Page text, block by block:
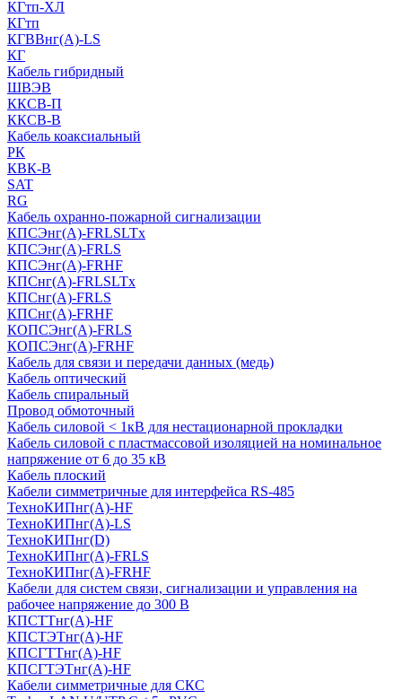
КГтп-ХЛ
КГтп
КГВВнг(А)-LS
КГ
Кабель гибридный
ШВЭВ
ККСВ-П
ККСВ-В
Кабель коаксиальный
РК
КВК-В
SAT
RG
Кабель охранно-пожарной сигнализации
КПСЭнг(А)-FRLSLTx
КПСЭнг(А)-FRLS
КПСЭнг(А)-FRHF
КПСнг(А)-FRLSLTx
КПСнг(А)-FRLS
КПСнг(А)-FRHF
КОПСЭнг(А)-FRLS
КОПСЭнг(А)-FRHF
Кабель для связи и передачи данных (медь)
Кабель оптический
Кабель спиральный
Провод обмоточный
Кабель силовой < 1кВ для нестационарной прокладки
Кабель силовой с пластмассовой изоляцией на номинальное
напряжение от 6 до 35 кВ
Кабель плоский
Кабели симметричные для интерфейса RS-485
ТеxноКИПнг(A)-HF
ТеxноКИПнг(A)-LS
ТеxноКИПнг(D)
ТехноКИПнг(A)-FRLS
ТехноКИПнг(A)-FRHF
Кабели для систем связи, сигнализации и управления на
рабочее напряжение до 300 В
КПСТТнг(A)-HF
КПСТЭТнг(A)-HF
КПСГТТнг(A)-HF
КПСГТЭТнг(A)-HF
Кабели симметричные для СКС